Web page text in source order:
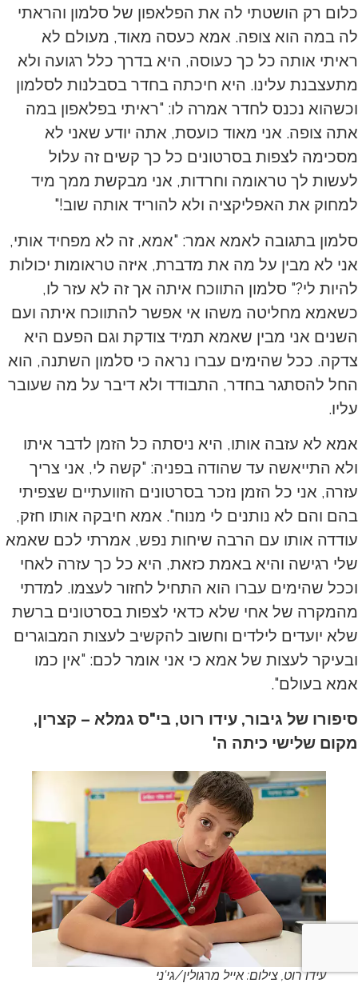
כלום רק הושטתי לה את הפלאפון של סלמון והראתי
לה במה הוא צופה. אמא כעסה מאוד, מעולם לא
ראיתי אותה כל כך כעוסה, היא בדרך כלל רגועה ולא
מתעצבנת עלינו. היא חיכתה בחדר בסבלנות לסלמון
וכשהוא נכנס לחדר אמרה לו: "ראיתי בפלאפון במה
אתה צופה. אני מאוד כועסת, אתה יודע שאני לא
מסכימה לצפות בסרטונים כל כך קשים זה עלול
לעשות לך טראומה וחרדות, אני מבקשת ממך מיד
למחוק את האפליקציה ולא להוריד אותה שוב!"
סלמון בתגובה לאמא אמר: "אמא, זה לא מפחיד אותי,
אני לא מבין על מה את מדברת, איזה טראומות יכולות
להיות לי?" סלמון התווכח איתה אך זה לא עזר לו,
כשאמא מחליטה משהו אי אפשר להתווכח איתה ועם
השנים אני מבין שאמא תמיד צודקת וגם הפעם היא
צדקה. ככל שהימים עברו נראה כי סלמון השתנה, הוא
החל להסתגר בחדר, התבודד ולא דיבר על מה שעובר
עליו.
אמא לא עזבה אותו, היא ניסתה כל הזמן לדבר איתו
ולא התייאשה עד שהודה בפניה: "קשה לי, אני צריך
עזרה, אני כל הזמן נזכר בסרטונים הזוועתיים שצפיתי
בהם והם לא נותנים לי מנוח". אמא חיבקה אותו חזק,
עודדה אותו עם הרבה שיחות נפש, אמרתי לכם שאמא
שלי רגישה והיא באמת כזאת, היא כל כך עזרה לאחי
וככל שהימים עברו הוא התחיל לחזור לעצמו. למדתי
מהמקרה של אחי שלא כדאי לצפות בסרטונים ברשת
שלא יועדים לילדים וחשוב להקשיב לעצות המבוגרים
ובעיקר לעצות של אמא כי אני אומר לכם: "אין כמו
אמא בעולם".
סיפורו של גיבור, עידו רוט, בי"ס גמלא – קצרין,
מקום שלישי כיתה ה'
עידו רוט, צילום: אייל מרגולין/גי'ני